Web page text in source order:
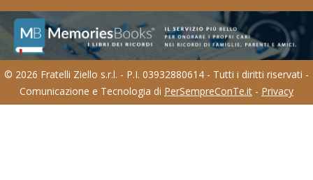
© 2026 Fratelli Ziello s.r.l. - P.I. 03932880614 - Tutti i diritti riservati -
Comunicazione e Tecnologia di PerSempreConTe.it - Privacy